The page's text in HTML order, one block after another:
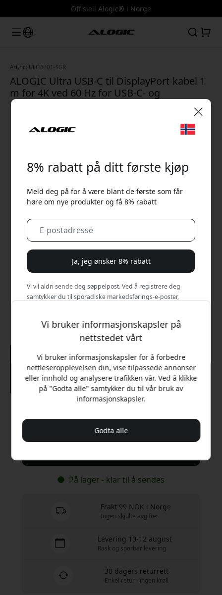
Offisiell Alogic® i Norge
Art.nr.: ULCDP01-SGR
ALOGIC Ultra USB-C til DisplayPort-kabel 1
m for 4K ved 60 Hz for USB-C- og
Thunderbolt 3-enheter - Space grey
399 NOK
På lager - klar til å sendes
Frakt 99 NOK i Norge
Ingen skjulte avgifter
Levering 10-12 august
Rask og sporbar levering
30 dagers returrett
Enkel retur - ingen krøll
Vi bruker informasjonskapsler på
nettstedet vårt
Vi bruker informasjonskapsler for å forbedre
nettleseropplevelsen din, vise tilpassede annonser
eller innhold og analysere trafikken vår. Ved å klikke
på "Godta alle" samtykker du til vår bruk av
informasjonskapsler.
Godta alle
8% rabatt på ditt første kjøp
Meld deg på for å være blant de første som får
høre om nye produkter og få 8% rabatt
Ja, jeg ønsker 8% rabatt
Vi vil aldri sende deg søppelpost. Ved å registrere deg
samtykker du til sporadiske markedsførings-e-poster,
Nei, jeg vil heller betale full pris.
🎉 Din rabattkode: